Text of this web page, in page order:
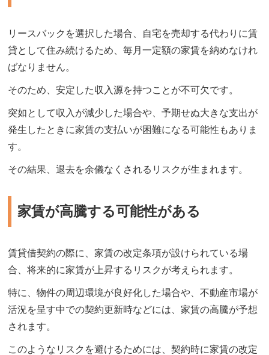
リースバックを選択した場合、自宅を売却する代わりに賃
貸として住み続けるため、毎月一定額の家賃を納めなけれ
ばなりません。
そのため、安定した収入源を持つことが不可欠です。
突如として収入が減少した場合や、予期せぬ大きな支出が
発生したときに家賃の支払いが困難になる可能性もありま
す。
その結果、退去を余儀なくされるリスクが生まれます。
家賃が高騰する可能性がある
賃貸借契約の際に、家賃の改定条項が設けられている場
合、将来的に家賃が上昇するリスクが考えられます。
特に、物件の周辺環境が良好化した場合や、不動産市場が
活況を呈す中での契約更新時などには、家賃の高騰が予想
されます。
このようなリスクを避けるためには、契約時に家賃の改定